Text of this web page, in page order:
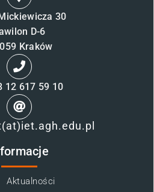
30
D-6
Kraków
12 617 59 10
Aktualności